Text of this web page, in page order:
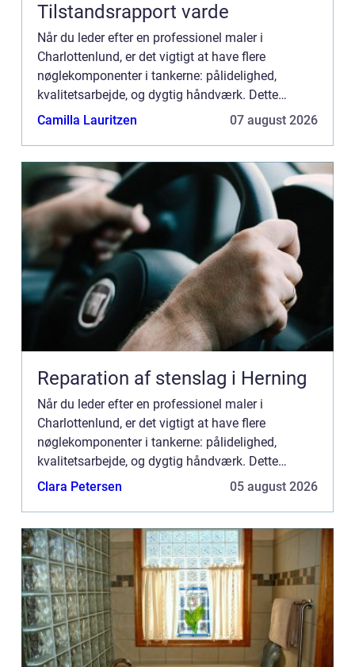
Tilstandsrapport varde
Når du leder efter en professionel maler i
Charlottenlund, er det vigtigt at have flere
nøglekomponenter i tankerne: pålidelighed,
kvalitetsarbejde, og dygtig håndværk. Dette
charmerende område, berømt for sine historiske
Camilla Lauritzen 07 august 2026
Reparation af stenslag i Herning
Når du leder efter en professionel maler i
Charlottenlund, er det vigtigt at have flere
nøglekomponenter i tankerne: pålidelighed,
kvalitetsarbejde, og dygtig håndværk. Dette
charmerende område, berømt for sine historiske
Clara Petersen 05 august 2026